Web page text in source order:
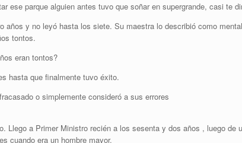
ese parque alguien antes tuvo que soñar en supergrande, casi te
años y no leyó hasta los siete. Su maestra lo describió como
tontos.
eran tontos?
hasta que finalmente tuvo éxito.
o simplemente consideró a sus errores
Llego a Primer Ministro recién a los sesenta y dos años , luego de
cuando era un hombre mayor.